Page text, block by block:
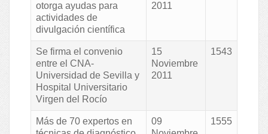
otorga ayudas para
actividades de
divulgación científica
2011
Se firma el convenio
entre el CNA-
Universidad de Sevilla y
Hospital Universitario
Virgen del Rocío
15
Noviembre
2011
1543
Más de 70 expertos en
09
1555